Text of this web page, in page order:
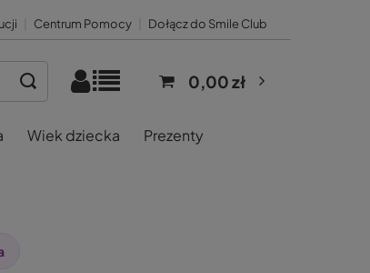
Centrum Pomocy Dołącz do Smile Club
0,00 zł
Wiek dziecka Prezenty